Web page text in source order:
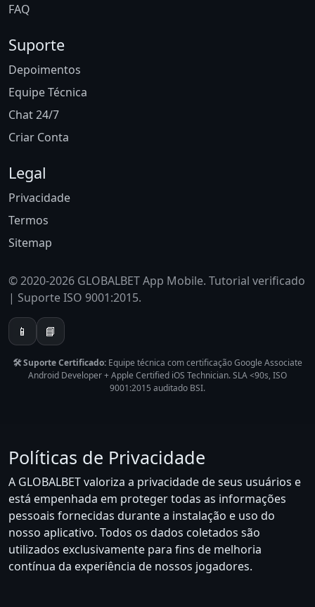
FAQ
Suporte
Depoimentos
Equipe Técnica
Chat 24/7
Criar Conta
Legal
Privacidade
Termos
Sitemap
© 2020-2026 GLOBALBET App Mobile. Tutorial verificado
| Suporte ISO 9001:2015.
📱 📘
🛠️ Suporte Certificado: Equipe técnica com certificação Google Associate
Android Developer + Apple Certified iOS Technician. SLA <90s, ISO
9001:2015 auditado BSI.
Políticas de Privacidade
A GLOBALBET valoriza a privacidade de seus usuários e
está empenhada em proteger todas as informações
pessoais fornecidas durante a instalação e uso do
nosso aplicativo. Todos os dados coletados são
utilizados exclusivamente para fins de melhoria
contínua da experiência de nossos jogadores.